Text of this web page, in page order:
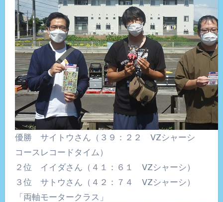
優勝 サイトウさん（３９：２２ VZシャーシ
コースレコードタイム）
２位 イイダさん（４１：６１ VZシャーシ）
３位 サトウさん（４２：７４ VZシャーシ）
「両軸モータークラス」